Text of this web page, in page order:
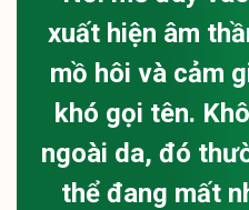
xuất hiện âm
mồ hôi và cảm
khó gọi tên.
ngoài da, đó
thể đang mất